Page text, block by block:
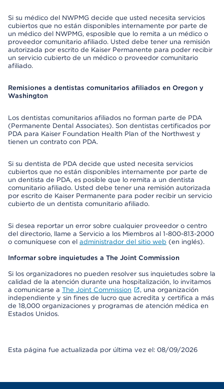
Si su médico del NWPMG decide que usted necesita servicios
cubiertos que no están disponibles internamente por parte de
un médico del NWPMG, esposible que lo remita a un médico o
proveedor comunitario afiliado. Usted debe tener una remisión
autorizada por escrito de Kaiser Permanente para poder recibir
un servicio cubierto de un médico o proveedor comunitario
afiliado.
Remisiones a dentistas comunitarios afiliados en Oregon y
Washington
Los dentistas comunitarios afiliados no forman parte de PDA
(Permanente Dental Associates). Son dentistas certificados por
PDA para Kaiser Foundation Health Plan of the Northwest y
tienen un contrato con PDA.
Si su dentista de PDA decide que usted necesita servicios
cubiertos que no están disponibles internamente por parte de
un dentista de PDA, es posible que lo remita a un dentista
comunitario afiliado. Usted debe tener una remisión autorizada
por escrito de Kaiser Permanente para poder recibir un servicio
cubierto de un dentista comunitario afiliado.
Si desea reportar un error sobre cualquier proveedor o centro
del directorio, llame a Servicio a los Miembros al 1-800-813-2000
o comuníquese con el administrador del sitio web (en inglés).
Informar sobre inquietudes a The Joint Commission
Si los organizadores no pueden resolver sus inquietudes sobre la
calidad de la atención durante una hospitalización, lo invitamos
a comunicarse a The Joint Commission
, una organización
independiente y sin fines de lucro que acredita y certifica a más
de 18,000 organizaciones y programas de atención médica en
Estados Unidos.
Esta página fue actualizada por última vez el: 08/09/2026